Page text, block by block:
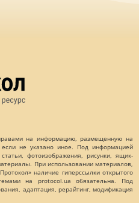
на информацию, размещенную на
не указано иное. Под информацией
фотоизображения, рисунки, ящик-
При использовании материалов,
наличие гиперссылки открытого
на protocol.ua обязательна. Под
адаптация, рерайтинг, модификация